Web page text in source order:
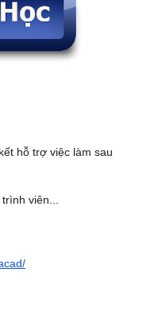
hỗ trợ việc làm sau
viên...